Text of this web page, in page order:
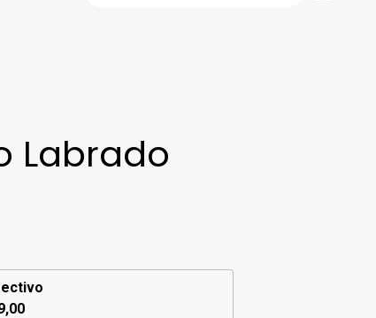
Labrado